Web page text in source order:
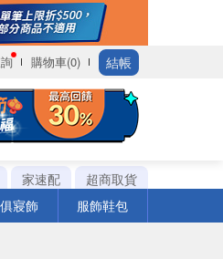
購物車(0) 結帳
家速配
超商取貨
寢飾 服飾鞋包